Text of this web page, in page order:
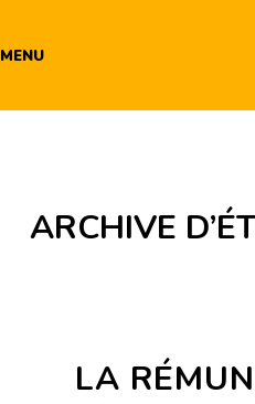
MENU
ARCHIVE
LA